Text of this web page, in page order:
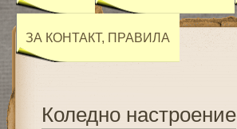
ЗА КОНТАКТ, ПРАВИЛА
Коледно настроение